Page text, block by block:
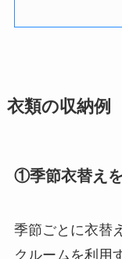
衣類の収納例
①季節衣替えを
季節ごとに衣替
クルームを利用